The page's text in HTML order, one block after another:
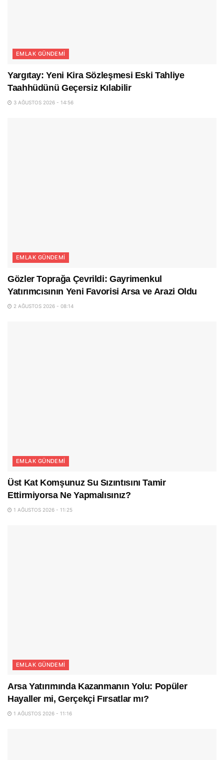
EMLAK GÜNDEMI
Yargıtay: Yeni Kira Sözleşmesi Eski Tahliye
Taahhüdünü Geçersiz Kılabilir
3 AĞUSTOS 2026 - 14:56
EMLAK GÜNDEMI
Gözler Toprağa Çevrildi: Gayrimenkul
Yatırımcısının Yeni Favorisi Arsa ve Arazi Oldu
2 AĞUSTOS 2026 - 08:14
EMLAK GÜNDEMI
Üst Kat Komşunuz Su Sızıntısını Tamir
Ettirmiyorsa Ne Yapmalısınız?
1 AĞUSTOS 2026 - 11:25
EMLAK GÜNDEMI
Arsa Yatırımında Kazanmanın Yolu: Popüler
Hayaller mi, Gerçekçi Fırsatlar mı?
1 AĞUSTOS 2026 - 11:16